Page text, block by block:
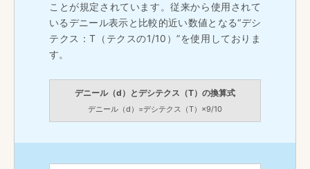
ことが規定されています。従来から使用されて
いるデニール表示と比較的近い数値となる“デシ
テクス：T（テクスの1/10）”を使用しておりま
す。
デニール（d）とデシテクス（T）の換算式
デニール（d）=デシテクス（T）×9/10